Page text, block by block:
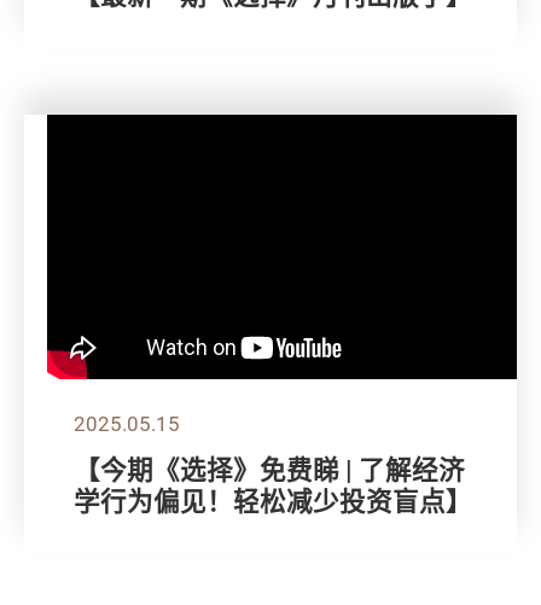
2025.05.15
【今期《选择》免费睇 | 了解经济
学行为偏见！轻松减少投资盲点】